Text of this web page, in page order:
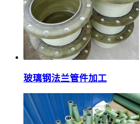
玻璃钢法兰管件加工